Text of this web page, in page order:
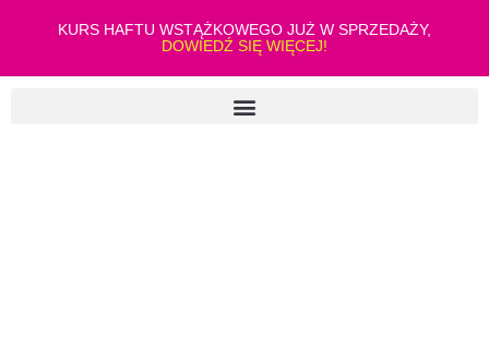
KURS HAFTU WSTĄŻKOWEGO JUŻ W SPRZEDAŻY,
DOWIEDŹ SIĘ WIĘCEJ!